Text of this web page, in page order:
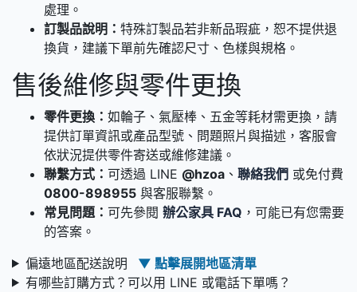
處理。
訂製品說明： 特殊訂製品若非新品瑕疵，恕不提供退
換貨，建議下單前先確認尺寸、色樣與規格。
售後維修與零件更換
零件更換： 如輪子、氣壓棒、五金等耗材需更換，請
提供訂單資訊或產品型號、問題照片與描述，客服會
依狀況提供零件寄送或維修建議。
聯繫方式： 可透過 LINE @hzoa 、 聯絡我們 或免付費
0800-898955 與客服聯繫。
常見問題： 可先參閱 辦公家具 FAQ ，可能已有您需要
的答案。
偏遠地區配送說明
▼ 點擊展開地區清單
有哪些訂購方式？可以用 LINE 或電話下單嗎？